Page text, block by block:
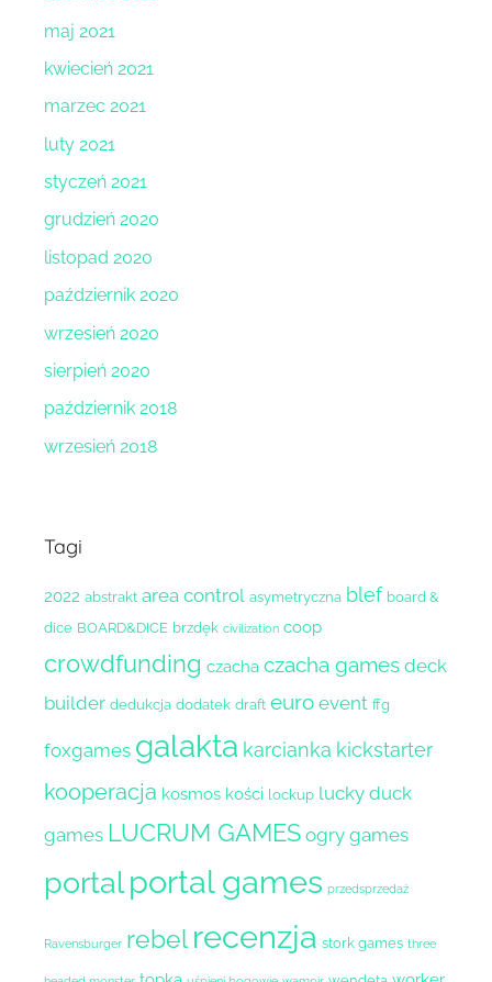
maj 2021
kwiecień 2021
marzec 2021
luty 2021
styczeń 2021
grudzień 2020
listopad 2020
październik 2020
wrzesień 2020
sierpień 2020
październik 2018
wrzesień 2018
Tagi
2022 abstrakt area control asymetryczna blef board &
dice BOARD&DICE brzdęk civilization coop
crowdfunding czacha czacha games deck
builder dedukcja dodatek draft euro event ffg
foxgames galakta karcianka kickstarter
kooperacja kosmos kości lockup lucky duck
games LUCRUM GAMES ogry games
portalportal games przedsprzedaż
Ravensburger rebel recenzja stork games three